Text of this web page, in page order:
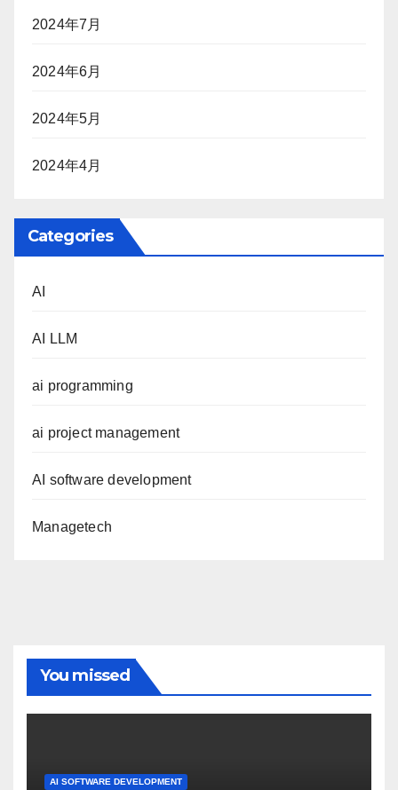
2024年7月
2024年6月
2024年5月
2024年4月
Categories
AI
AI LLM
ai programming
ai project management
AI software development
Managetech
You missed
AI SOFTWARE DEVELOPMENT